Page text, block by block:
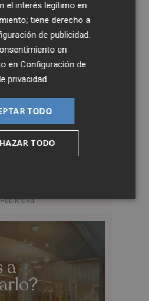
el interés legítimo en
tiene derecho a
de publicidad
en
enConfiguración de
privacidad
TODO
TODO